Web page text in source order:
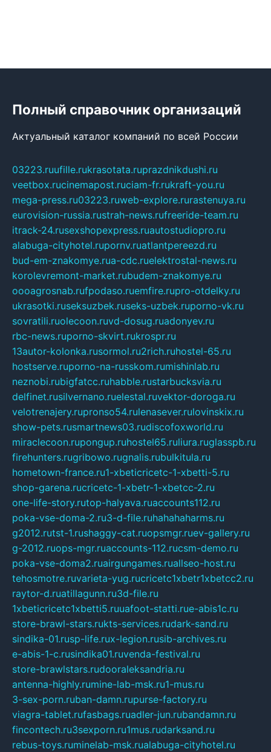
Полный справочник организаций
Актуальный каталог компаний по всей России
03223.ruufille.rukrasotata.ruprazdnikdushi.ru
veetbox.rucinemapost.ruciam-fr.rukraft-you.ru
mega-press.ru03223.ruweb-explore.rurastenuya.ru
eurovision-russia.rustrah-news.rufreeride-team.ru
itrack-24.rusexshopexpress.ruautostudiopro.ru
alabuga-cityhotel.rupornv.ruatlantpereezd.ru
bud-em-znakomye.rua-cdc.ruelektrostal-news.ru
korolevremont-market.rubudem-znakomye.ru
oooagrosnab.rufpodaso.ruemfire.rupro-otdelky.ru
ukrasotki.ruseksuzbek.ruseks-uzbek.ruporno-vk.ru
sovratili.ruolecoon.ruvd-dosug.ruadonyev.ru
rbc-news.ruporno-skvirt.rukrospr.ru
13autor-kolonka.rusormol.ru2rich.ruhostel-65.ru
hostserve.ruporno-na-russkom.rumishinlab.ru
neznobi.rubigfatcc.ruhabble.rustarbucksvia.ru
delfinet.rusilvernano.ruelestal.ruvektor-doroga.ru
velotrenajery.rupronso54.rulenasever.rulovinskix.ru
show-pets.rusmartnews03.rudiscofoxworld.ru
miraclecoon.rupongup.ruhostel65.ruliura.ruglasspb.ru
firehunters.rugribowo.rugnalis.rubulkitula.ru
hometown-france.ru1-xbeticricetc-1-xbetti-5.ru
shop-garena.rucricetc-1-xbetr-1-xbetcc-2.ru
one-life-story.rutop-halyava.ruaccounts112.ru
poka-vse-doma-2.ru3-d-file.ruhahahaharms.ru
g2012.rutst-1.rushaggy-cat.ruopsmgr.ruev-gallery.ru
g-2012.ruops-mgr.ruaccounts-112.rucsm-demo.ru
poka-vse-doma2.ruairgungames.ruallseo-host.ru
tehosmotre.ruvarieta-yug.rucricetc1xbetr1xbetcc2.ru
raytor-d.ruatillagunn.ru3d-file.ru
1xbeticricetc1xbetti5.ruuafoot-statti.rue-abis1c.ru
store-brawl-stars.rukts-services.rudark-sand.ru
sindika-01.rusp-life.rux-legion.rusib-archives.ru
e-abis-1-c.rusindika01.ruvenda-festival.ru
store-brawlstars.rudooraleksandria.ru
antenna-highly.rumine-lab-msk.ru1-mus.ru
3-sex-porn.ruban-damn.rupurse-factory.ru
viagra-tablet.rufasbags.ruadler-jun.rubandamn.ru
fincontech.ru3sexporn.ru1mus.rudarksand.ru
rebus-toys.ruminelab-msk.rualabuga-cityhotel.ru